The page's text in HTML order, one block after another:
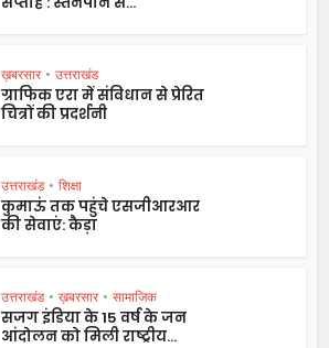
ख़बरसार • उत्तराखंड
ग्राफिक एरा में संविधान से प्रेरित
चित्रों की प्रदर्शनी
उत्तराखंड • शिक्षा
कुमाऊं तक पहुंचे एसजीआरआर
की सेवाएं: कैड़ा
उत्तराखंड • ख़बरसार • सामाजिक
सजग इंडिया के 15 वर्ष के जन
आंदोलन को मिली राष्ट्रीय...